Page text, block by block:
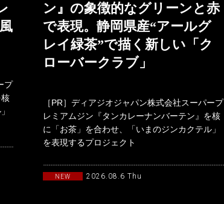
プ
ン』の象徴的なグリーンと赤
で表現。静岡県産“アールグ
レイ緑茶”で描く新しい「ク
ローバークラブ」
［PR］ディアジオジャパン株式会社スーパープ
レミアムジン『タンカレーナンバーテン』を核
に「お茶」を合わせ、「いまのジンカクテル」
を表現するプロジェクト
NEW 2026.08.6 Thu